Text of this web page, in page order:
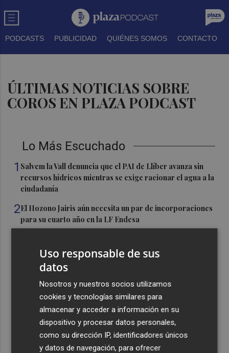
PODCASTS PUBLICIDAD QUIÉNES SOMOS CONTACTO
ÚLTIMAS NOTICIAS SOBRE
COROS EN PLAZA PODCAST
Lo Más Escuchado
1 Salvem la Vall denuncia que el PAI de Llíber avanza sin
recursos hídricos mientras se exige racionar el agua a la
ciudadanía
2El Hozono Jairis aún necesita un par de incorporaciones
para su cuarto año en la LF Endesa
más allá de la rehabilitación: ¿retorno de la Dama?
ViviFind, el buscador inmobiliario con IA surgido del
PCUMH, prepara sus primeras alianzas con el sector
Castelló apuesta por convertir el eclipse en un referente
científico: recibirá a un gran equipo de expertos
Uso responsable de sus
datos
Nosotros y nuestros socios utilizamos
cookies y tecnologías similares para
almacenar y acceder a información en su
dispositivo y procesar datos personales,
como su dirección IP, identificadores únicos
y datos de navegación, para ofrecer